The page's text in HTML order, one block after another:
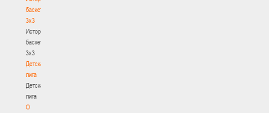
баскетбола
3х3
История
баскетбола
3х3
Детская
лига
Детская
лига
О